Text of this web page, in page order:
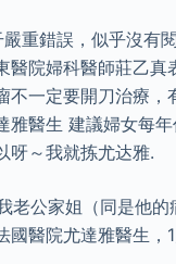
重錯誤，似乎沒有
院婦科醫師莊乙真
一定要開刀治療，
醫生 建議婦女每
呀～我就拣尤达雅.
公家姐（同是他的
國醫院尤達雅醫生